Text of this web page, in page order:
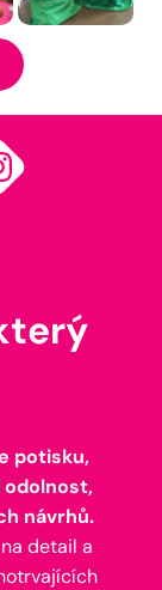
potisku,
odolnost,
návrhů.
detail a